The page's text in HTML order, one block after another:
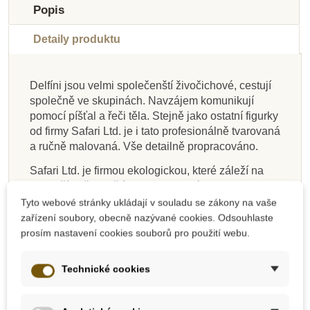
Na dotaz
Safari Ltd. Figurka -
Klokan (Wallaby)
132 Kč147 Kč
Zobrazit detail
Na dotaz
Safari Ltd. Figurka -
Varan komodský
224 Kč249 Kč
Zobrazit detail
Skladem
PlanToys Delfín
176 Kč195 Kč
Přidat do košíku
Skladem
Safari Ltd.
Holštýnské tele
107 Kč119 Kč
Přidat do košíku
Na dotaz
Safari Ltd. Figurka -
Jaguar
574 Kč638 Kč
Zobrazit detail
Skladem
Safari Ltd.
Designerská Tuba -
Britská armáda
427 Kč474 Kč
Přidat do košíku
Skladem
Safari Ltd. Tuba -
Dětský koutek v Zoo
400 Kč444 Kč
Přidat do košíku
Skladem
Safari Ltd.
Designerská Tuba -
Draci 1
427 Kč474 Kč
Přidat do košíku
Popis
Detaily produktu
Delfíni jsou velmi společenští živočichové, cestují
společně ve skupinách. Navzájem komunikují
pomocí píšťal a řeči těla. Stejně jako ostatní figurky
od firmy Safari Ltd. je i tato profesionálně tvarovaná
a ručně malovaná. Vše detailně propracováno.
Safari Ltd. je firmou ekologickou, které záleží na
všechny výrobky bez ftalátů a jsou velmi důkladně
testovány.
Rozměry: 12,5 cm x 4,5 cm x 4,5 cm
Vhodné pro děti od 3 let.
Tyto webové stránky ukládají v souladu se zákony na vaše
zařízení soubory, obecně nazývané cookies. Odsouhlaste
prosím nastavení cookies souborů pro použití webu.
Technické cookies